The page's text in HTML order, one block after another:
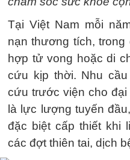
Tại Việt Nam mỗi
nạn thương tích,
hợp tử vong hoặc di
cứu kịp thời. Nhu
cứu trước viện cho
là lực lượng tuyến
đặc biệt cấp thiết khi
các đợt thiên tai, dịch